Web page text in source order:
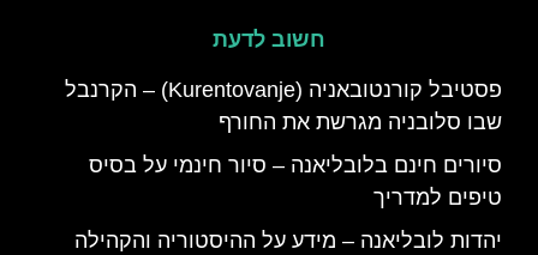
חשוב לדעת
פסטיבל קורנטובאניה (Kurentovanje) – הקרנבל
שבו סלובניה מגרשת את החורף
סיורים חינם בלובליאנה – סיור חינמי על בסיס
טיפים למדריך
יהדות לובליאנה – מידע על ההיסטוריה והקהילה